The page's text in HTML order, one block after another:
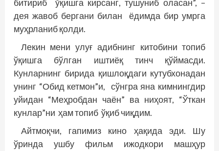
битириб ўқишга кирсанг, тушуниб оласан”, –
дея жавоб бергани билан ёдимда бир умрга
муҳрланиб қолди.
Лекин мени улуғ адибнинг китобини топиб
ўқишга бўлган иштиёқ тинч қўймасди.
Кунларнинг бирида қишлоқдаги кутубхонадан
унинг “Обид кетмон”и, сўнгра яна кимнингдир
уйидан “Меҳробдан чаён” ва ниҳоят, “Ўткан
кунлар”ни ҳам топиб ўқиб чиқдим.
Айтмоқчи, гапимиз кино ҳақида эди. Шу
ўринда ушбу фильм ижодкори машҳур